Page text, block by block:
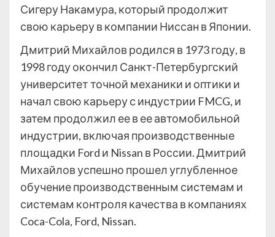
Сигеру Накамура, который продолжит
свою карьеру в компании Ниссан в Японии.
Дмитрий Михайлов родился в 1973 году, в
1998 году окончил Санкт-Петербургский
университет точной механики и оптики и
начал свою карьеру с индустрии FMCG, и
затем продолжил ее в ее автомобильной
индустрии, включая производственные
площадки Ford и Nissan в России. Дмитрий
Михайлов успешно прошел углубленное
обучение производственным системам и
системам контроля качества в компаниях
Coca-Cola, Ford, Nissan.